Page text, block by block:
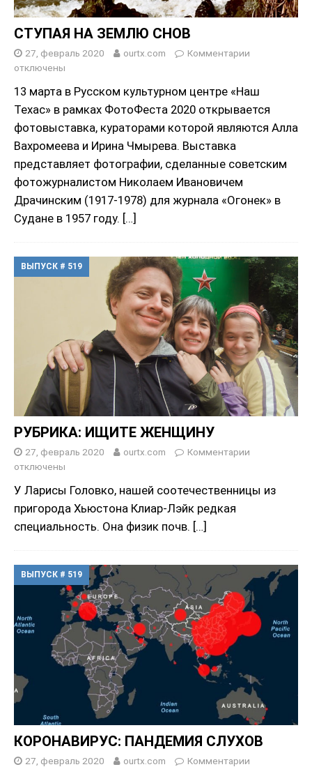
СТУПАЯ НА ЗЕМЛЮ СНОВ
27, февраль 2020 ourtx.com
Комментарии
отключены
13 марта в Русском культурном центре «Наш
Техас» в рамках ФотоФеста 2020 открывается
фотовыставка, кураторами которой являются Алла
Вахромеева и Ирина Чмырева. Выставка
представляет фотографии, сделанные советским
фотожурналистом Николаем Ивановичем
Драчинским (1917-1978) для журнала «Огонек» в
Судане в 1957 году. […]
ВЫПУСК # 519
РУБРИКА: ИЩИТЕ ЖЕНЩИНУ
27, февраль 2020 ourtx.com
Комментарии
отключены
У Ларисы Головко, нашей соотечественницы из
пригорода Хьюстона Клиар-Лэйк редкая
специальность. Она физик почв. […]
ВЫПУСК # 519
КОРОНАВИРУС: ПАНДЕМИЯ СЛУХОВ
27, февраль 2020 ourtx.com
Комментарии